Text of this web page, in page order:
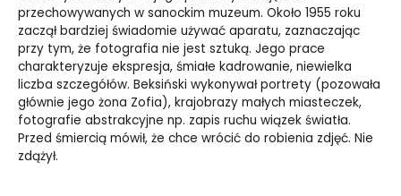
przechowywanych w sanockim muzeum. Około 1955 roku
zaczął bardziej świadomie używać aparatu, zaznaczając
przy tym, że fotografia nie jest sztuką. Jego prace
charakteryzuje ekspresja, śmiałe kadrowanie, niewielka
liczba szczegółów. Beksiński wykonywał portrety (pozowała
głównie jego żona Zofia), krajobrazy małych miasteczek,
fotografie abstrakcyjne np. zapis ruchu wiązek światła.
Przed śmiercią mówił, że chce wrócić do robienia zdjęć. Nie
zdążył.